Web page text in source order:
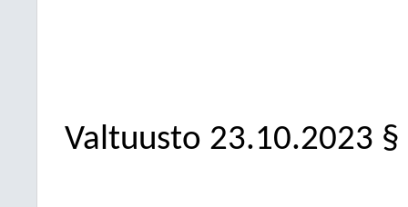
Valtuusto 23.10.2023 §